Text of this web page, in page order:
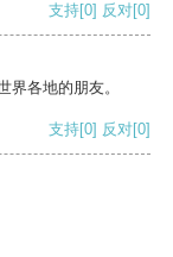
支持[0] 反对[0]
界各地的朋友。
支持[0] 反对[0]